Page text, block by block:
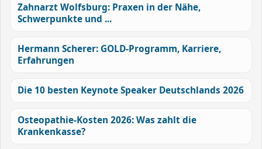
Zahnarzt Wolfsburg: Praxen in der Nähe,
Schwerpunkte und ...
Hermann Scherer: GOLD-Programm, Karriere,
Erfahrungen
Die 10 besten Keynote Speaker Deutschlands 2026
Osteopathie-Kosten 2026: Was zahlt die
Krankenkasse?